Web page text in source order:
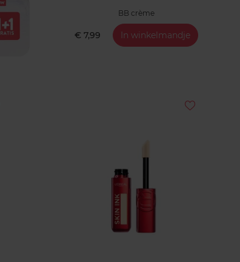
BB crème
€ 7,99 In winkelmandje